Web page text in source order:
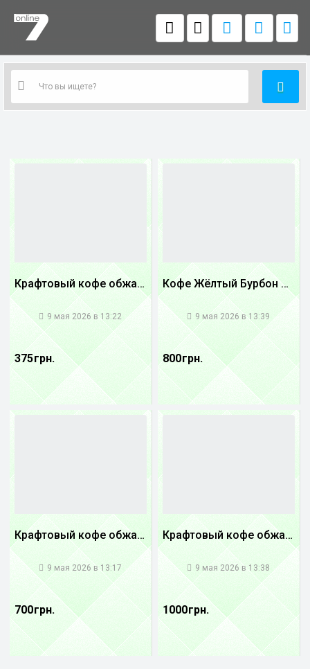
Крафтовый кофе обжареный купаж арабики 5...
9 мая 2026 в 13:22
375 грн.
Кофе Жёлтый Бурбон Бразилия
9 мая 2026 в 13:39
800 грн.
Крафтовый кофе обжареный купаж арабики 3...
9 мая 2026 в 13:17
700 грн.
Крафтовый кофе обжареный Танзания
9 мая 2026 в 13:38
1000 грн.